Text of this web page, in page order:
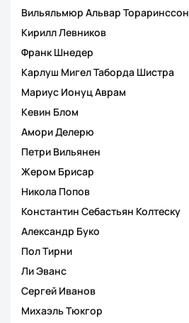
Вильяльмюр Альвар Тораринссон
Кирилл Левников
Франк Шнедер
Карлуш Мигел Таборда Шистра
Мариус Ионуц Аврам
Кевин Блом
Амори Делерю
Петри Вильянен
Жером Брисар
Никола Попов
Константин Себастьян Колтеску
Александр Буко
Пол Тирни
Ли Эванс
Сергей Иванов
Михаэль Тюкгор